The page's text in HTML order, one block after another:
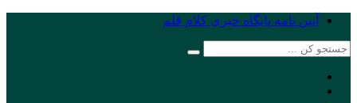
آیین نامه پایگاه خبری کلام قلم